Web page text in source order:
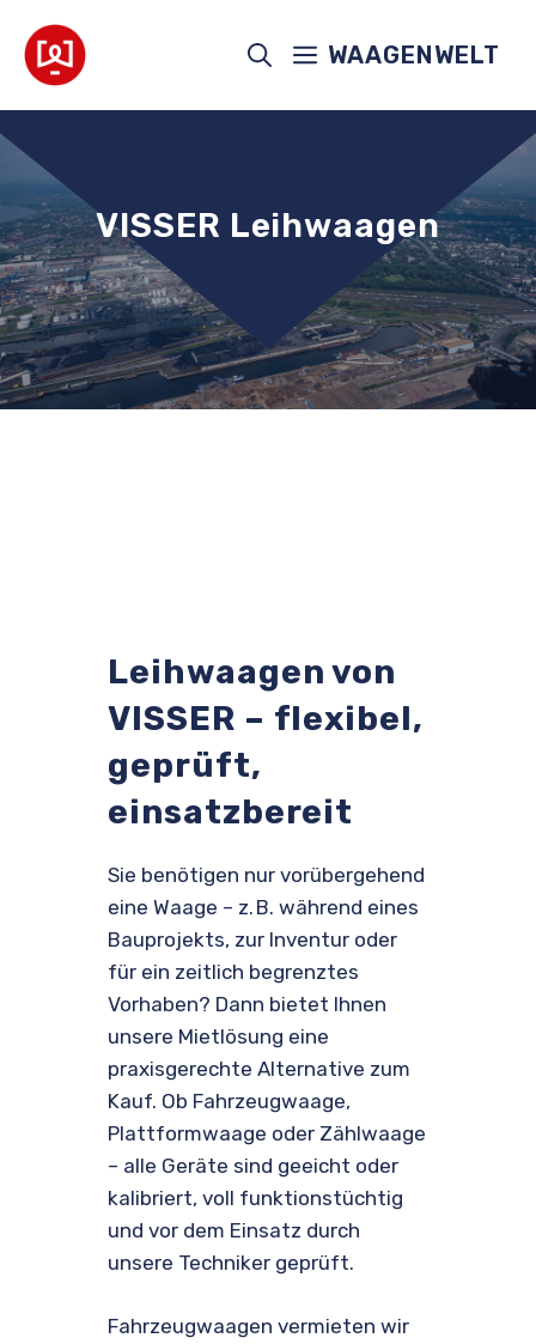
Inhalt
springen
WAAGENWELT
VISSER Leihwaagen
Leihwaagen von
VISSER – flexibel,
geprüft,
einsatzbereit
Sie benötigen nur vorübergehend
eine Waage – z. B. während eines
Bauprojekts, zur Inventur oder
für ein zeitlich begrenztes
Vorhaben? Dann bietet Ihnen
unsere Mietlösung eine
praxisgerechte Alternative zum
Kauf. Ob Fahrzeugwaage,
Plattformwaage oder Zählwaage
– alle Geräte sind geeicht oder
kalibriert, voll funktionstüchtig
und vor dem Einsatz durch
unsere Techniker geprüft.
Fahrzeugwaagen vermieten wir